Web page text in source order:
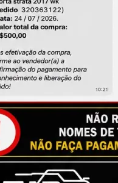
Garantia
de Defesa do
de reparar
a utilização do
vendedores. A